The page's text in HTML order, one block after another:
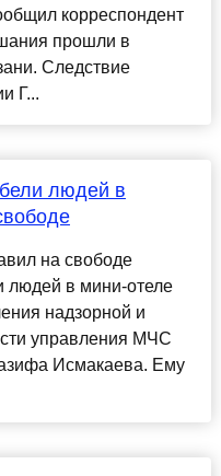
корреспондент
прошли в
Следствие
Г...
людей в
на свободе
людей в мини-отеле
надзорной и
управления МЧС
Исмакаева. Ему